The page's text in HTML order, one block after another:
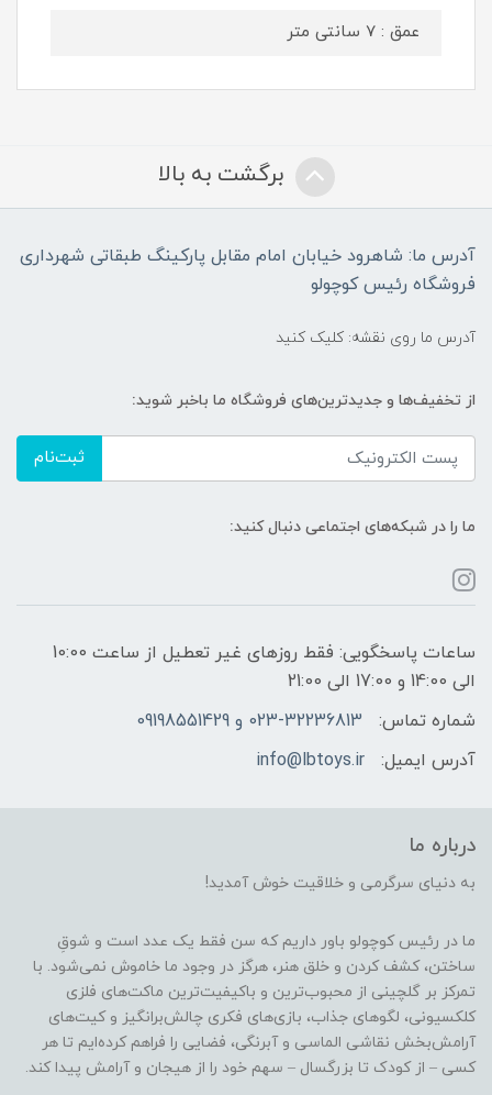
عمق : 7 سانتی متر
برگشت به بالا
آدرس ما: شاهرود خیابان امام مقابل پارکینگ طبقاتی شهرداری
فروشگاه رئیس کوچولو
آدرس ما روی نقشه: کلیک کنید
از تخفیف‌ها و جدیدترین‌های فروشگاه ما باخبر شوید:
ثبت‌نام
ما را در شبکه‌های اجتماعی دنبال کنید:
ساعات پاسخگویی: فقط روزهای غیر تعطیل از ساعت 10:00
الی 14:00 و 17:00 الی 21:00
شماره تماس:
023-32236813 و 09198551429
آدرس ایمیل:
info@lbtoys.ir
درباره ما
به دنیای سرگرمی و خلاقیت خوش آمدید!
ما در رئیس کوچولو باور داریم که سن فقط یک عدد است و شوقِ
ساختن، کشف کردن و خلق هنر، هرگز در وجود ما خاموش نمی‌شود. با
تمرکز بر گلچینی از محبوب‌ترین و باکیفیت‌ترین ماکت‌های فلزی
کلکسیونی، لگوهای جذاب، بازی‌های فکری چالش‌برانگیز و کیت‌های
آرامش‌بخش نقاشی الماسی و آبرنگی، فضایی را فراهم کرده‌ایم تا هر
کسی – از کودک تا بزرگسال – سهم خود را از هیجان و آرامش پیدا کند.